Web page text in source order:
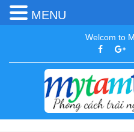
Welcom to
MENU